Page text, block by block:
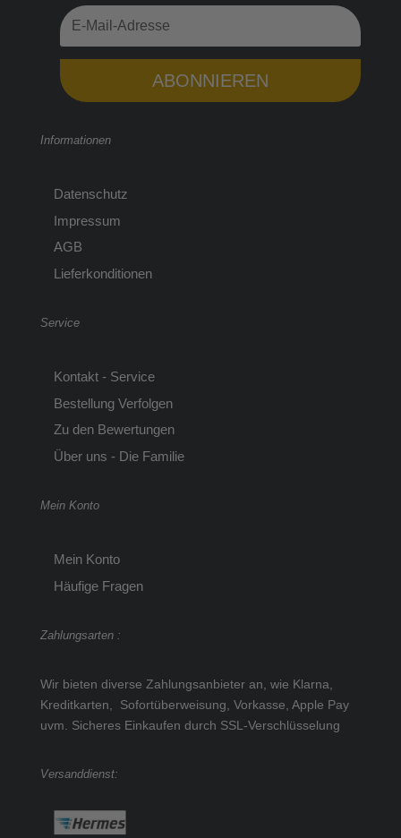
ABONNIEREN
Informationen
Datenschutz
Impressum
AGB
Lieferkonditionen
Service
Kontakt - Service
Bestellung Verfolgen
Zu den Bewertungen
Über uns - Die Familie
Mein Konto
Mein Konto
Häufige Fragen
Zahlungsarten :
Wir bieten diverse Zahlungsanbieter an, wie Klarna,
Kreditkarten, Sofortüberweisung, Vorkasse, Apple Pay
uvm. Sicheres Einkaufen durch SSL-Verschlüsselung
Versanddienst: